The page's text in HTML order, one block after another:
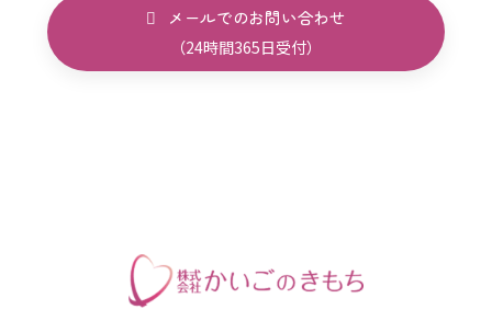
メールでのお問い合わせ
（24時間365日受付）